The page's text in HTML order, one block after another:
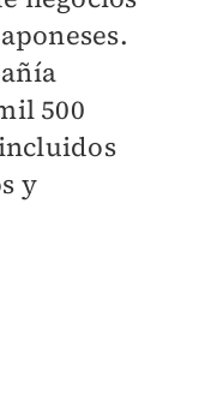
500
y